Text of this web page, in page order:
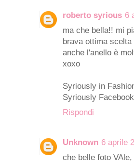
roberto syrious 6
ma che bella!! mi
brava ottima scelta
anche l'anello è
xoxo
Syriously in
Syriously
Rispondi
Unknown 6 aprile
che belle foto